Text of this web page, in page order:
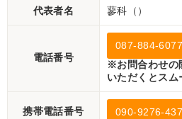
代表者名 蓼科（）
電話番号
087-884-6077
※お問合わせの
いただくとスム
携帯電話番号 090-9276-